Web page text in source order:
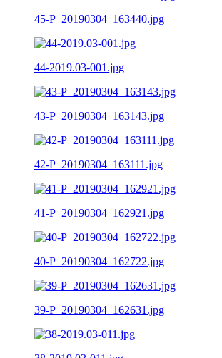
45-P_20190304_163440.jpg
44-2019.03-001.jpg
43-P_20190304_163143.jpg
42-P_20190304_163111.jpg
41-P_20190304_162921.jpg
40-P_20190304_162722.jpg
39-P_20190304_162631.jpg